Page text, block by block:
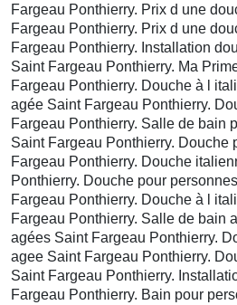
Fargeau Ponthierry. Prix d une
Fargeau Ponthierry. Prix d une
Fargeau Ponthierry. Installation
Saint Fargeau Ponthierry. Ma
Fargeau Ponthierry. Douche à l
agée Saint Fargeau Ponthierry.
Fargeau Ponthierry. Salle de bain
Saint Fargeau Ponthierry. Douche
Fargeau Ponthierry. Douche
Ponthierry. Douche pour
Fargeau Ponthierry. Douche à l
Fargeau Ponthierry. Salle de bain
agées Saint Fargeau Ponthierry.
agee Saint Fargeau Ponthierry.
Saint Fargeau Ponthierry.
Fargeau Ponthierry. Bain pour